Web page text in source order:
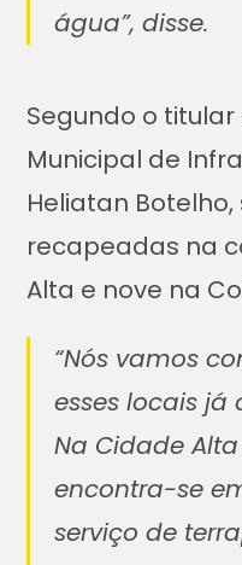
água”, disse.
Segundo o
Municipal de
Heliatan Botelho,
recapeadas na
Alta e nove na
“Nós vamos
esses locais
Na Cidade
encontra-se
serviço de